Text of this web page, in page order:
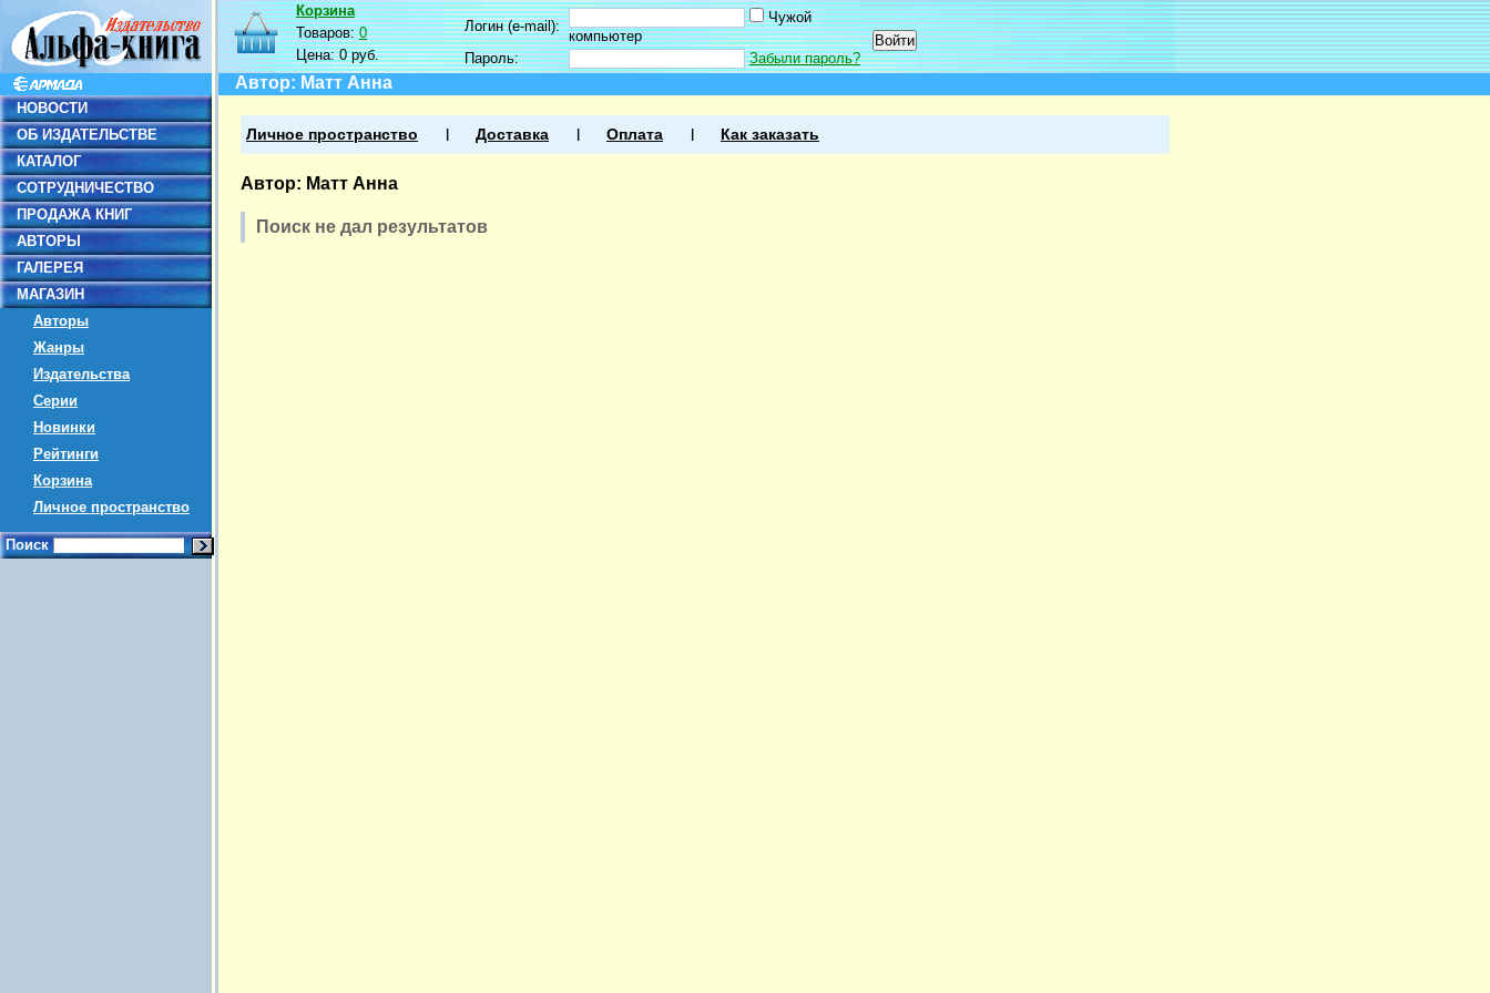
НОВОСТИ
ОБ ИЗДАТЕЛЬСТВЕ
КАТАЛОГ
СОТРУДНИЧЕСТВО
ПРОДАЖА КНИГ
АВТОРЫ
ГАЛЕРЕЯ
МАГАЗИН
Авторы
Жанры
Издательства
Серии
Новинки
Рейтинги
Корзина
Личное пространство
Поиск
Корзина
Товаров:0
Цена:0 руб.
Логин (e-mail):
Чужой
компьютер
Пароль:
Забыли пароль?
Автор: Матт Анна
Личное пространство Доставка Оплата Как заказать
Автор: Матт Анна
Поиск не дал результатов